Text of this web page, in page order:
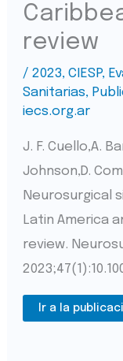
review
/2023,CIESP,
Sanitarias,
iecs.org.ar
J. F. Cuello,A.
Johnson,D.
Neurosurgical
Latin America
review.
Ir a la